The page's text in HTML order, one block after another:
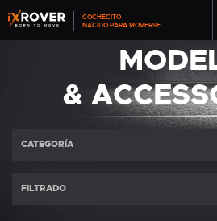
COCHECITO
NACIDO PARA MOVERSE
&
CATEGORÍA
FILTRADO